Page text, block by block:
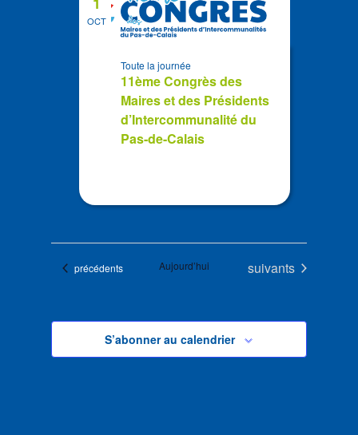
OCT
11ème Congrès des
Maires et des Présidents
d’Intercommunalité du
Pas-de-Calais
Toute la journée
Évènements
précédents Aujourd’hui Évènements
suivants
S’abonner au calendrier